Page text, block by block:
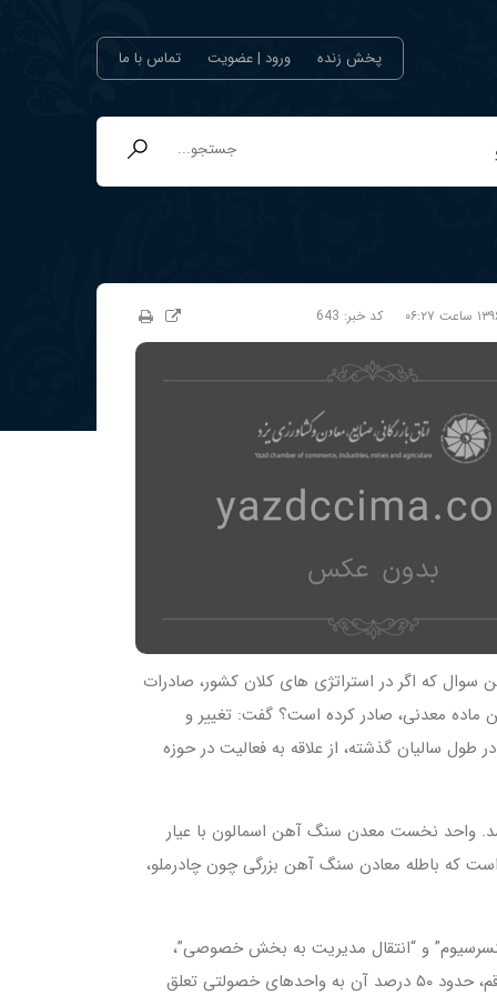
پخش زنده ورود | عضویت تماس با ما
کد خبر:
سوال که اگر در استراتژی های کلان کشور، صادرات
ماده معدنی، صادر کرده است؟ گفت: تغییر و
طول سالیان گذشته، از علاقه به فعالیت در حوزه
واحد نخست معدن سنگ آهن اسمالون با عیار
که باطله معادن سنگ آهن بزرگی چون چادرملو،
و “انتقال مدیریت به بخش خصوصی”،
حدود ۵۰ درصد آن به واحدهای خصولتی تعلق